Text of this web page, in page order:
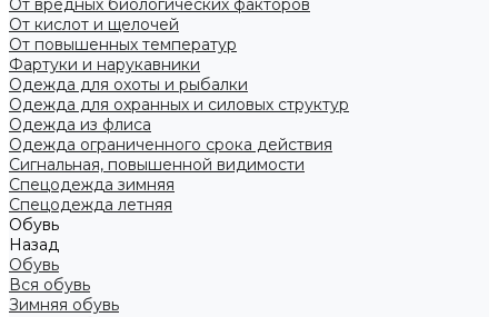
От вредных биологических факторов
От кислот и щелочей
От повышенных температур
Фартуки и нарукавники
Одежда для охоты и рыбалки
Одежда для охранных и силовых структур
Одежда из флиса
Одежда ограниченного срока действия
Сигнальная, повышенной видимости
Спецодежда зимняя
Спецодежда летняя
Обувь
Назад
Обувь
Вся обувь
Зимняя обувь